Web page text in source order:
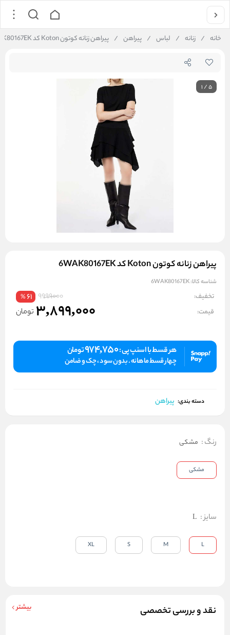
خانه / زنانه / لباس / پیراهن / پیراهن زنانه کوتون Koton کد 6WAK80167EK
1/5
پیراهن زنانه کوتون Koton کد 6WAK80167EK
شناسه کالا:6WAK80167EK
تخفیف: 9999000
61
%
قیمت: 3,899,000 تومان
هر قسط با اسنپ پی :974,750تومان
چهار قسط ماهانه . بدون سود ، چک و ضامن
دسته بندی: پیراهن
نقد و بررسی تخصصی بیشتر
رنگ: مشکی
مشکی
سایز:
L
L
M
S
XL